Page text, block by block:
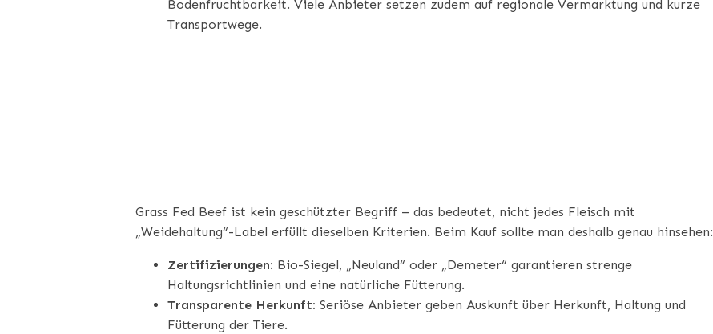
Bodenfruchtbarkeit. Viele Anbieter setzen zudem auf regionale Vermarktung und kurze
Transportwege.
Grass Fed Beef ist kein geschützter Begriff – das bedeutet, nicht jedes Fleisch mit
„Weidehaltung“-Label erfüllt dieselben Kriterien. Beim Kauf sollte man deshalb genau hinsehen:
Zertifizierungen: Bio-Siegel, „Neuland“ oder „Demeter“ garantieren strenge
Haltungsrichtlinien und eine natürliche Fütterung.
Transparente Herkunft: Seriöse Anbieter geben Auskunft über Herkunft, Haltung und
Fütterung der Tiere.